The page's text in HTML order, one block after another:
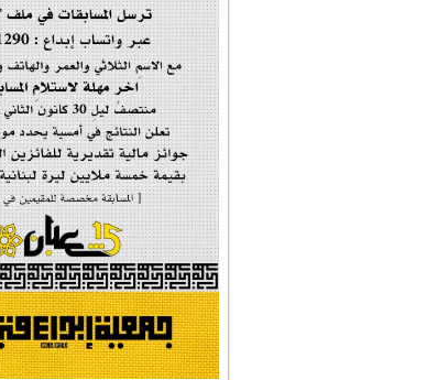
#فاطمة_روحي
مولد السيدة #الز�...
#أم_الشهداء
#النجم_الثاقب
#الصديقة_الشهيدة
#على_اُهبة_الدم